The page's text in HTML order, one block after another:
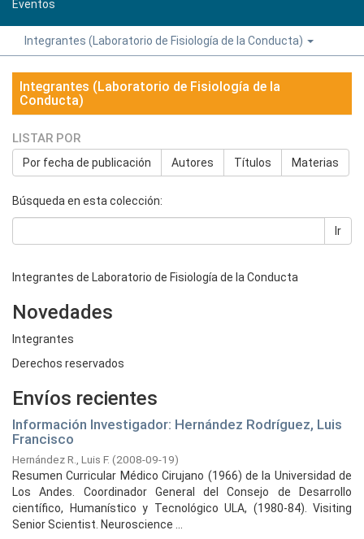
Eventos
Integrantes (Laboratorio de Fisiología de la Conducta)
Integrantes (Laboratorio de Fisiología de la
Conducta)
LISTAR POR
Por fecha de publicación Autores Títulos Materias
Búsqueda en esta colección:
Ir
Integrantes de Laboratorio de Fisiología de la Conducta
Novedades
Integrantes
Derechos reservados
Envíos recientes
Información Investigador: Hernández Rodríguez, Luis
Francisco
Hernández R., Luis F. (2008-09-19)
Resumen Curricular Médico Cirujano (1966) de la Universidad de
Los Andes. Coordinador General del Consejo de Desarrollo
científico, Humanístico y Tecnológico ULA, (1980-84). Visiting
Senior Scientist. Neuroscience ...